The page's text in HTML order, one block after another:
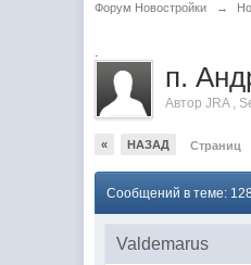
Форум Новостройки →
.
п.
АвторJRA ,
« НАЗАД Страниц
Сообщений в теме:
Valdemarus